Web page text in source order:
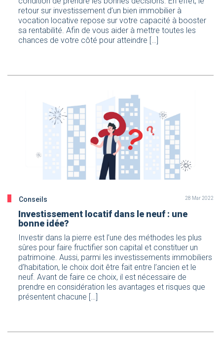
retour sur investissement d’un bien immobilier à
vocation locative repose sur votre capacité à booster
sa rentabilité. Afin de vous aider à mettre toutes les
chances de votre côté pour atteindre […]
Conseils 28 Mar 2022
Investissement locatif dans le neuf : une
bonne idée?
Investir dans la pierre est l’une des méthodes les plus
sûres pour faire fructifier son capital et constituer un
patrimoine. Aussi, parmi les investissements immobiliers
d’habitation, le choix doit être fait entre l’ancien et le
neuf. Avant de faire ce choix, il est nécessaire de
prendre en considération les avantages et risques que
présentent chacune […]